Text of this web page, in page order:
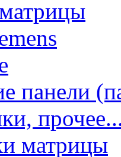
панели
матрицы